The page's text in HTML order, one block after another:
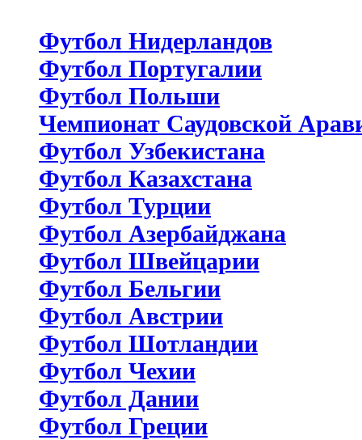
Футбол Нидерландов
Футбол Португалии
Футбол Польши
Чемпионат Саудовской
Футбол Узбекистана
Футбол Казахстана
Футбол Турции
Футбол Азербайджана
Футбол Швейцарии
Футбол Бельгии
Футбол Австрии
Футбол Шотландии
Футбол Чехии
Футбол Дании
Футбол Греции